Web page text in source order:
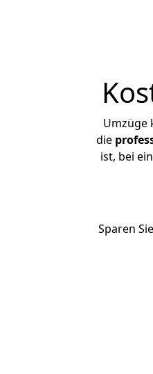
Umzüge
die
ist, bei
Sparen